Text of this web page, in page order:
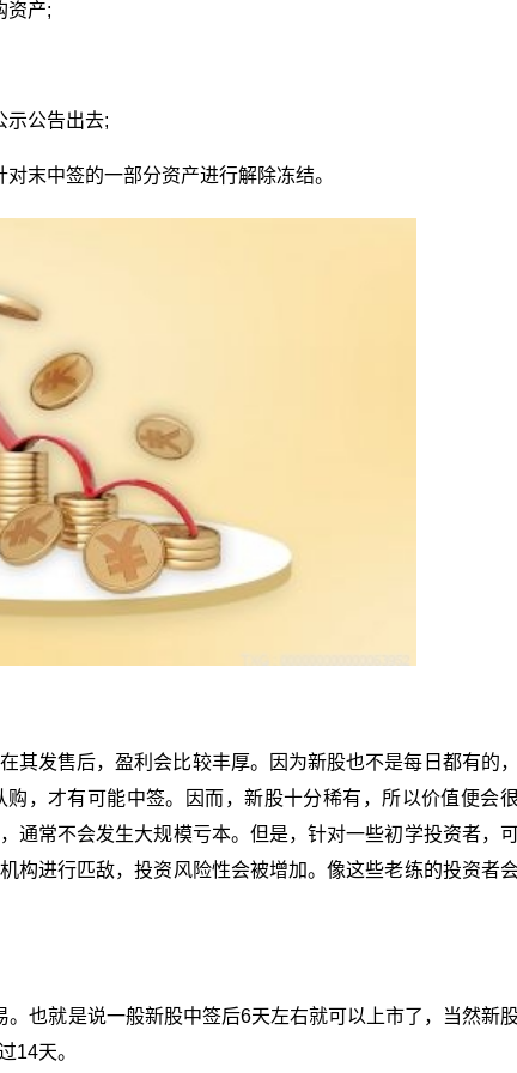
资产;
示公告出去;
末中签的一部分资产进行解除冻结。
其发售后，盈利会比较丰厚。因为新股也不是每日都有的
，才有可能中签。因而，新股十分稀有，所以价值便会
通常不会发生大规模亏本。但是，针对一些初学投资者，
构进行匹敌，投资风险性会被增加。像这些老练的投资者
也就是说一般新股中签后6天左右就可以上市了，当然新
14天。